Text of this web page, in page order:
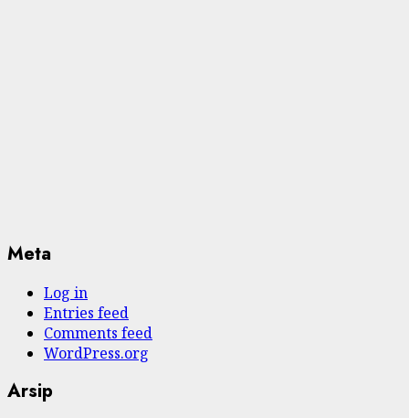
Meta
Log in
Entries feed
Comments feed
WordPress.org
Arsip